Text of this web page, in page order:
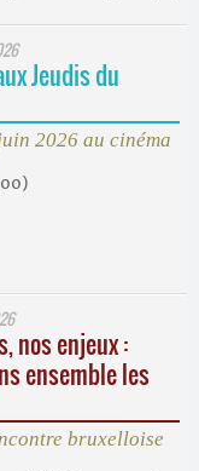
Jeudis du
2026 au cinéma
nos enjeux :
ensemble les
bruxelloise